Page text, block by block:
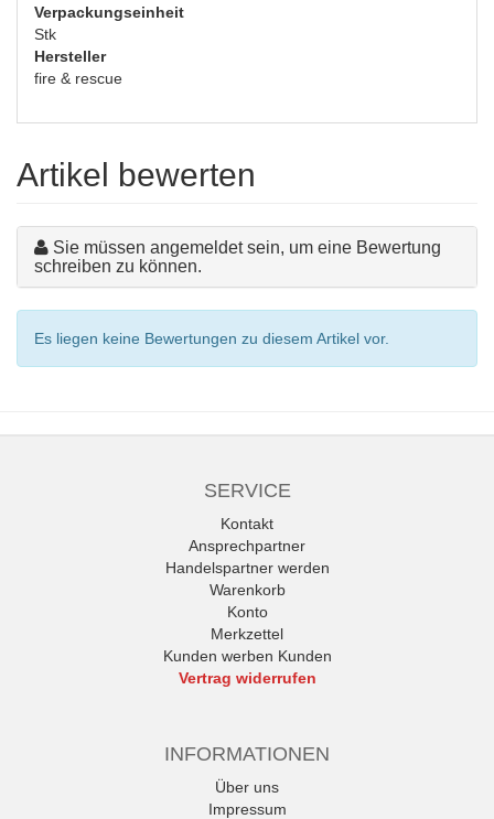
Verpackungseinheit
Stk
Hersteller
fire & rescue
Artikel bewerten
Sie müssen angemeldet sein, um eine Bewertung
schreiben zu können.
Es liegen keine Bewertungen zu diesem Artikel vor.
SERVICE
Kontakt
Ansprechpartner
Handelspartner werden
Warenkorb
Konto
Merkzettel
Kunden werben Kunden
Vertrag widerrufen
INFORMATIONEN
Über uns
Impressum